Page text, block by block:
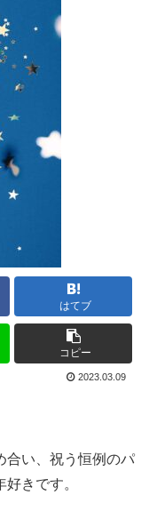
はてブ
コピー
2023.03.09
合い、祝う恒例のパ
きです。